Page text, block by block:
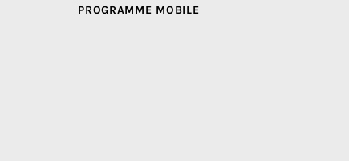
PROGRAMME MOBILE